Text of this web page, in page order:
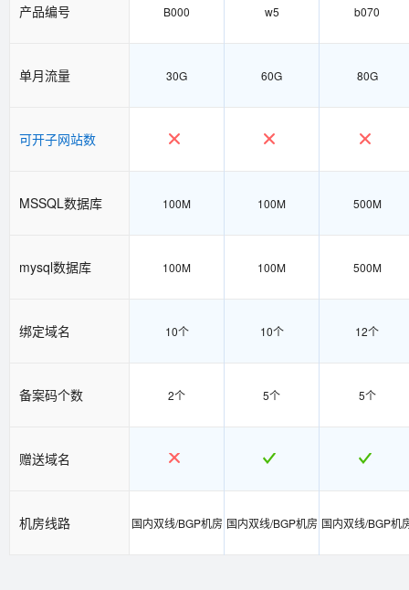
产品编号 B000 w5 b070
单月流量 30G 60G 80G
可开子网站数
MSSQL数据库 100M 100M 500M
mysql数据库 100M 100M 500M
绑定域名 10个 10个 12个
备案码个数 2个 5个 5个
赠送域名
机房线路 国内双线/BGP机房 国内双线/BGP机房 国内双线/BGP机